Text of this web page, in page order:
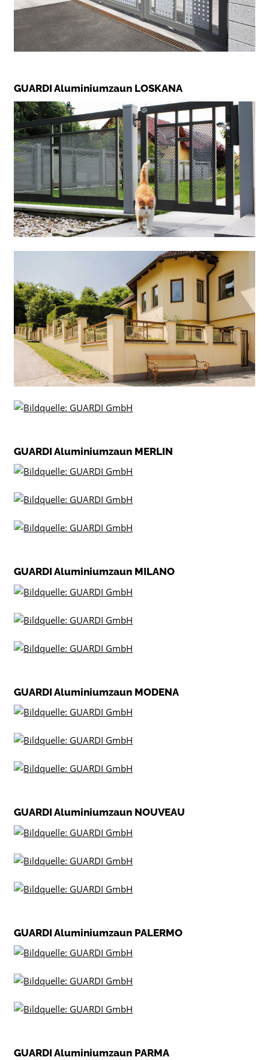
GUARDI Aluminiumzaun LOSKANA
GUARDI Aluminiumzaun MERLIN
GUARDI Aluminiumzaun MILANO
GUARDI Aluminiumzaun MODENA
GUARDI Aluminiumzaun NOUVEAU
GUARDI Aluminiumzaun PALERMO
GUARDI Aluminiumzaun PARMA